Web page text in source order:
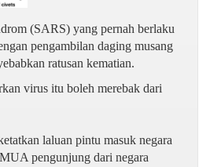
(SARS) yang pernah berlaku
pengambilan daging musang
ratusan kematian.
virus itu boleh merebak dari
laluan pintu masuk negara
pengunjung dari negara